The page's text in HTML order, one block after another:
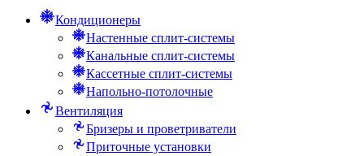
Кондиционеры
Настенные сплит-системы
Канальные сплит-системы
Кассетные сплит-системы
Напольно-потолочные
Вентиляция
Бризеры и проветриватели
Приточные установки